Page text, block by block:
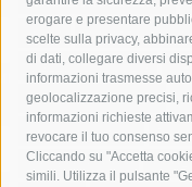
erogare e presentare
scelte sulla privacy,
di dati, collegare diversi
informazioni trasmesse
geolocalizzazione precisi,
informazioni richieste
revocare il tuo consenso
Cliccando su "Accetta
simili. Utilizza il pulsante
lavori
lorenzo
massimo coppola
penisola sorrentina
protezione civile
sindaco cuomo